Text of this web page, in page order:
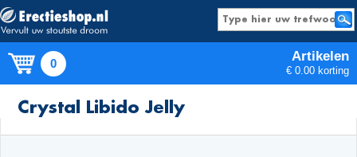
0 Artikelen
€ 0.00 korting
Producten
Crystal Libido Jelly